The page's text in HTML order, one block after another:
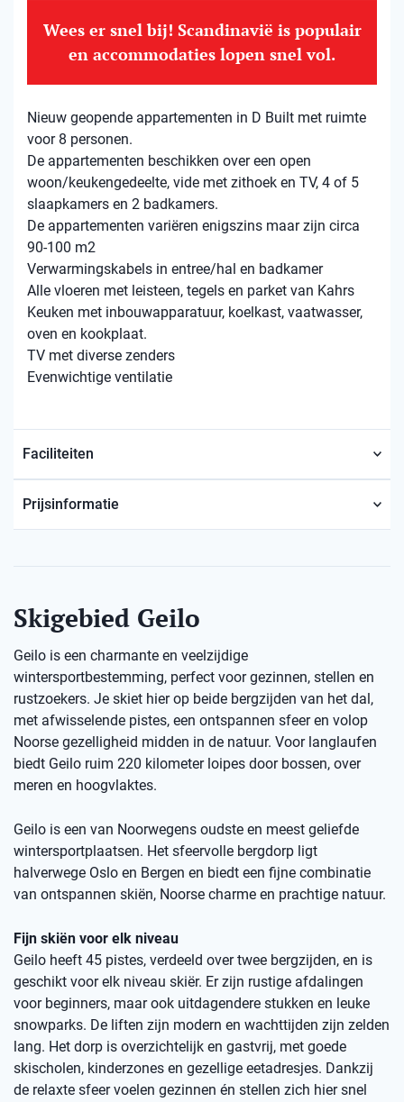
Wees er snel bij! Scandinavië is populair
en accommodaties lopen snel vol.
Nieuw geopende appartementen in D Built met ruimte
voor 8 personen.
De appartementen beschikken over een open
woon/keukengedeelte, vide met zithoek en TV, 4 of 5
slaapkamers en 2 badkamers.
De appartementen variëren enigszins maar zijn circa
90-100 m2
Verwarmingskabels in entree/hal en badkamer
Alle vloeren met leisteen, tegels en parket van Kahrs
Keuken met inbouwapparatuur, koelkast, vaatwasser,
oven en kookplaat.
TV met diverse zenders
Evenwichtige ventilatie
Faciliteiten
Prijsinformatie
Skigebied Geilo
Geilo is een charmante en veelzijdige
wintersportbestemming, perfect voor gezinnen, stellen en
rustzoekers. Je skiet hier op beide bergzijden van het dal,
met afwisselende pistes, een ontspannen sfeer en volop
Noorse gezelligheid midden in de natuur. Voor langlaufen
biedt Geilo ruim 220 kilometer loipes door bossen, over
meren en hoogvlaktes.
Geilo is een van Noorwegens oudste en meest geliefde
wintersportplaatsen. Het sfeervolle bergdorp ligt
halverwege Oslo en Bergen en biedt een fijne combinatie
van ontspannen skiën, Noorse charme en prachtige natuur.
Fijn skiën voor elk niveau
Geilo heeft 45 pistes, verdeeld over twee bergzijden, en is
geschikt voor elk niveau skiër. Er zijn rustige afdalingen
voor beginners, maar ook uitdagendere stukken en leuke
snowparks. De liften zijn modern en wachttijden zijn zelden
lang. Het dorp is overzichtelijk en gastvrij, met goede
skischolen, kinderzones en gezellige eetadresjes. Dankzij
de relaxte sfeer voelen gezinnen én stellen zich hier snel